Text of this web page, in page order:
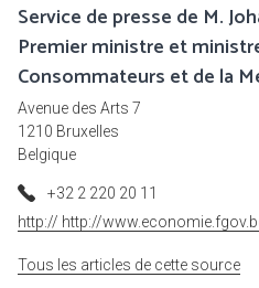
Service de presse de M.
Premier ministre et
Consommateurs et de la
Avenue des Arts 7
1210 Bruxelles
Belgique
+32 2 220 20 11
http:// http://
Tous les articles de cette source